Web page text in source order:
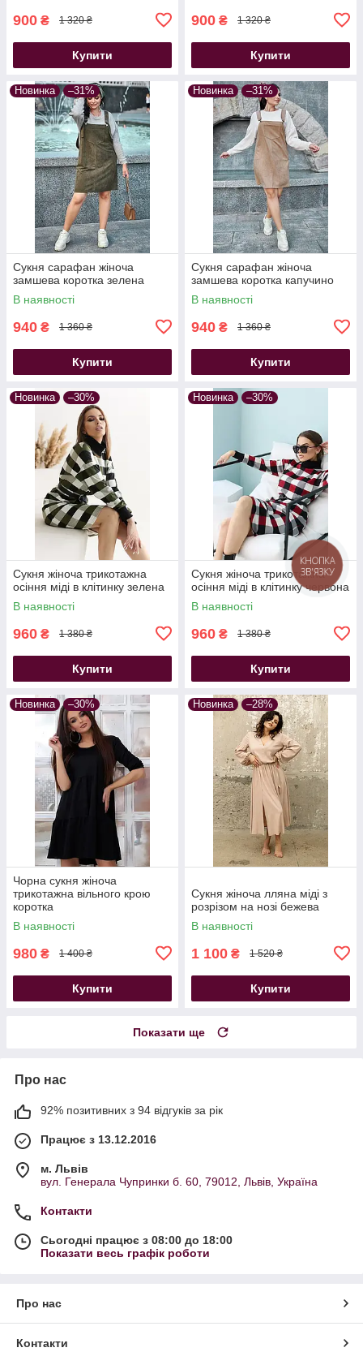
900 ₴ 1 320 ₴
Купити
900 ₴ 1 320 ₴
Купити
Новинка –31%
Сукня сарафан жіноча
замшева коротка зелена
В наявності
940 ₴ 1 360 ₴
Купити
Новинка –31%
Сукня сарафан жіноча
замшева коротка капучино
В наявності
940 ₴ 1 360 ₴
Купити
Новинка –30%
Сукня жіноча трикотажна
осіння міді в клітинку зелена
В наявності
960 ₴ 1 380 ₴
Купити
Новинка –30%
Сукня жіноча трикотажна
осіння міді в клітинку червона
В наявності
960 ₴ 1 380 ₴
Купити
Новинка –30%
Чорна сукня жіноча
трикотажна вільного крою
коротка
В наявності
980 ₴ 1 400 ₴
Купити
Новинка –28%
Сукня жіноча лляна міді з
розрізом на нозі бежева
В наявності
1 100 ₴ 1 520 ₴
Купити
Показати ще
Про нас
92% позитивних з 94 відгуків за рік
Працює з 13.12.2016
м. Львів
вул. Генерала Чупринки б. 60, 79012, Львів, Україна
Контакти
Сьогодні працює з 08:00 до 18:00
Показати весь графік роботи
Про нас
Контакти
КНОПКА
ЗВ'ЯЗКУ